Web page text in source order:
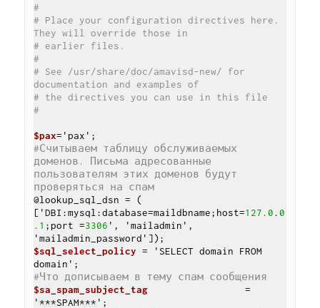
#
# Place your configuration directives here.
They will override those in
# earlier files.
#
# See /usr/share/doc/amavisd-new/ for
documentation and examples of
# the directives you can use in this file
#
$pax
#Считываем таблицу обслуживаемых
доменов. Письма адресованные
пользователям этих доменов будут
проверяться на спам
@lookup_sql_dsn = (
['DBI:mysql:database=maildbname;host=127.0 .0
.1 ;port =3306 ', 'mailadmin',
$sql_select_policy = 'SELECT domain FROM
#Что дописываем в тему спам сообщения
$sa_spam_subject_tag
                 =